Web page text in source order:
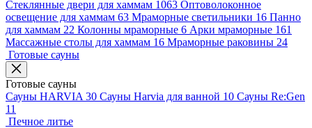
Стеклянные двери для хаммам 1063 Оптоволоконное
освещение для хаммам 63 Мраморные светильники 16 Панно
для хаммам 22 Колонны мраморные 6 Арки мраморные 161
Массажные столы для хаммам 16 Мраморные раковины 24
Готовые сауны
Готовые сауны
Сауны HARVIA 30 Сауны Harvia для ванной 10 Сауны Re:Gen
11
Печное литье